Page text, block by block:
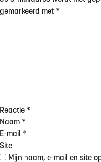
gemarkeerd met *
Reactie *
Naam *
E-mail *
Site
Mijn naam, e-mail en site